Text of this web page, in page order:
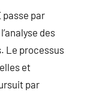
passe par
des
Le processus
et
par